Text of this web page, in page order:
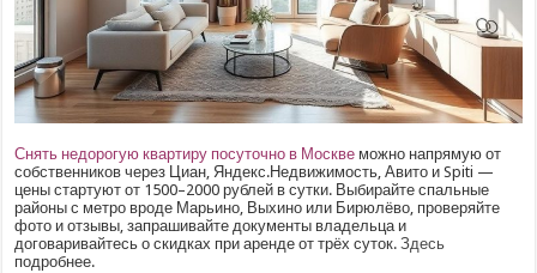
Снять недорогую квартиру посуточно в Москве можно напрямую от
собственников через Циан, Яндекс.Недвижимость, Авито и Spiti —
цены стартуют от 1500–2000 рублей в сутки. Выбирайте спальные
районы с метро вроде Марьино, Выхино или Бирюлёво, проверяйте
фото и отзывы, запрашивайте документы владельца и
договаривайтесь о скидках при аренде от трёх суток.Здесь
подробнее.